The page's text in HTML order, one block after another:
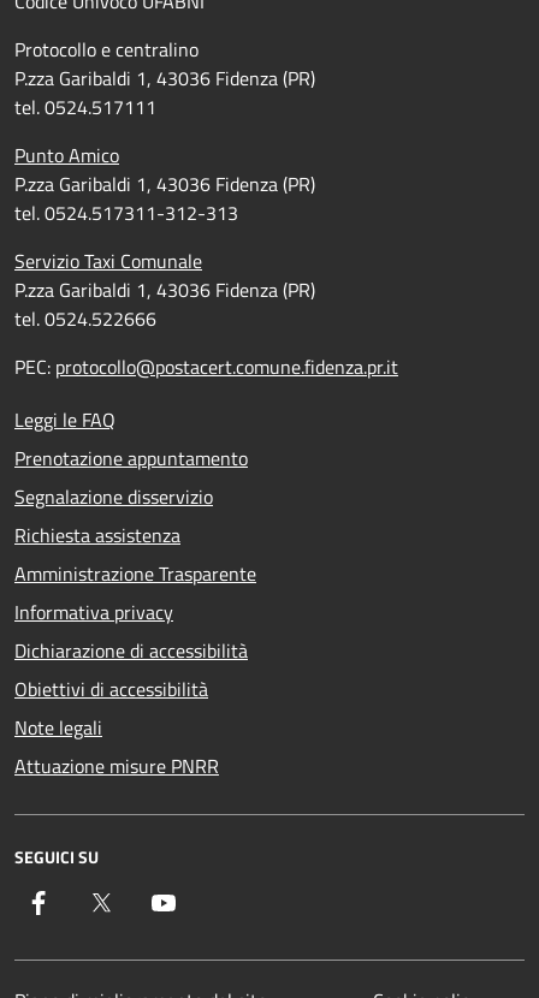
Protocollo e centralino
P.zza Garibaldi 1, 43036 Fidenza (PR)
tel. 0524.517111
Punto Amico
P.zza Garibaldi 1, 43036 Fidenza (PR)
tel. 0524.517311-312-313
Servizio Taxi Comunale
P.zza Garibaldi 1, 43036 Fidenza (PR)
tel. 0524.522666
PEC: protocollo@postacert.comune.fidenza.pr.it
Leggi le FAQ
Prenotazione appuntamento
Segnalazione disservizio
Richiesta assistenza
Amministrazione Trasparente
Informativa privacy
Dichiarazione di accessibilità
Obiettivi di accessibilità
Note legali
Attuazione misure PNRR
SEGUICI SU
Facebook Twitter